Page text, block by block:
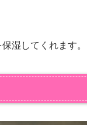
湿してくれます。